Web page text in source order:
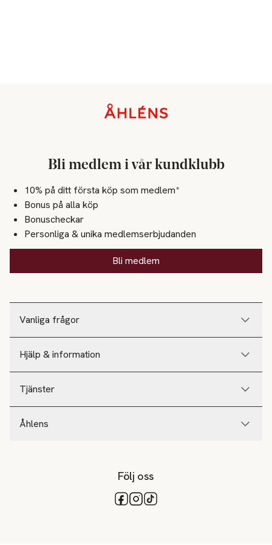
Vanliga frågor
Hjälp & information
Tjänster
Åhlens
Bli medlem i vår kundklubb
10% på ditt första köp som medlem*
Bonus på alla köp
Bonuscheckar
Personliga & unika medlemserbjudanden
Bli medlem
Följ oss